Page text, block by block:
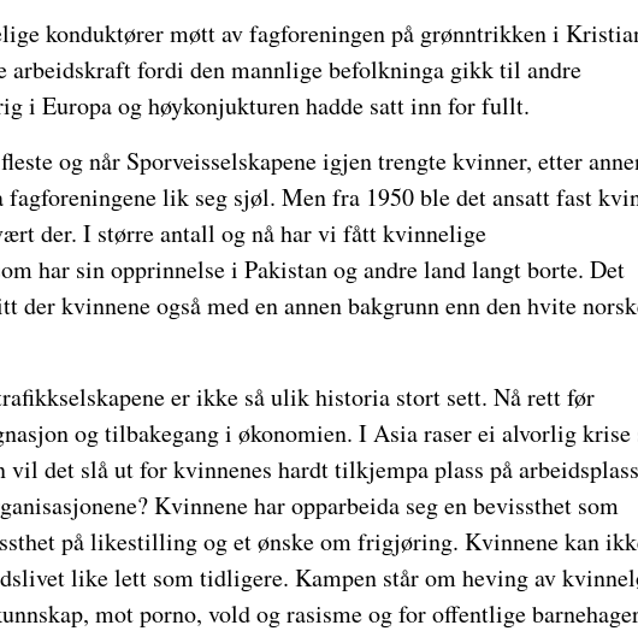
konduktører møtt av fagforeningen på grønntrikken i
arbeidskraft fordi den mannlige befolkninga gikk til andre
i Europa og høykonjukturen hadde satt inn for fullt.
og når Sporveisselskapene igjen trengte kvinner, etter
lik seg sjøl. Men fra 1950 ble det ansatt fast
der. I større antall og nå har vi fått kvinnelige
har sin opprinnelse i Pakistan og andre land langt borte. Det
der kvinnene også med en annen bakgrunn enn den hvite
er ikke så ulik historia stort sett. Nå rett før
og tilbakegang i økonomien. I Asia raser ei alvorlig krise
vil det slå ut for kvinnenes hardt tilkjempa plass på
Kvinnene har opparbeida seg en bevissthet som
på likestilling og et ønske om frigjøring. Kvinnene kan
like lett som tidligere. Kampen står om heving av
mot porno, vold og rasisme og for offentlige